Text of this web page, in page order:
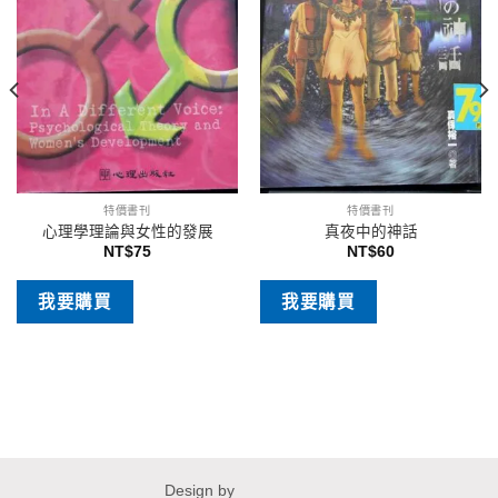
特價書刊
心理學理論與女性的發展
NT$75
我要購買
特價書刊
真夜中的神話
NT$60
我要購買
Design by